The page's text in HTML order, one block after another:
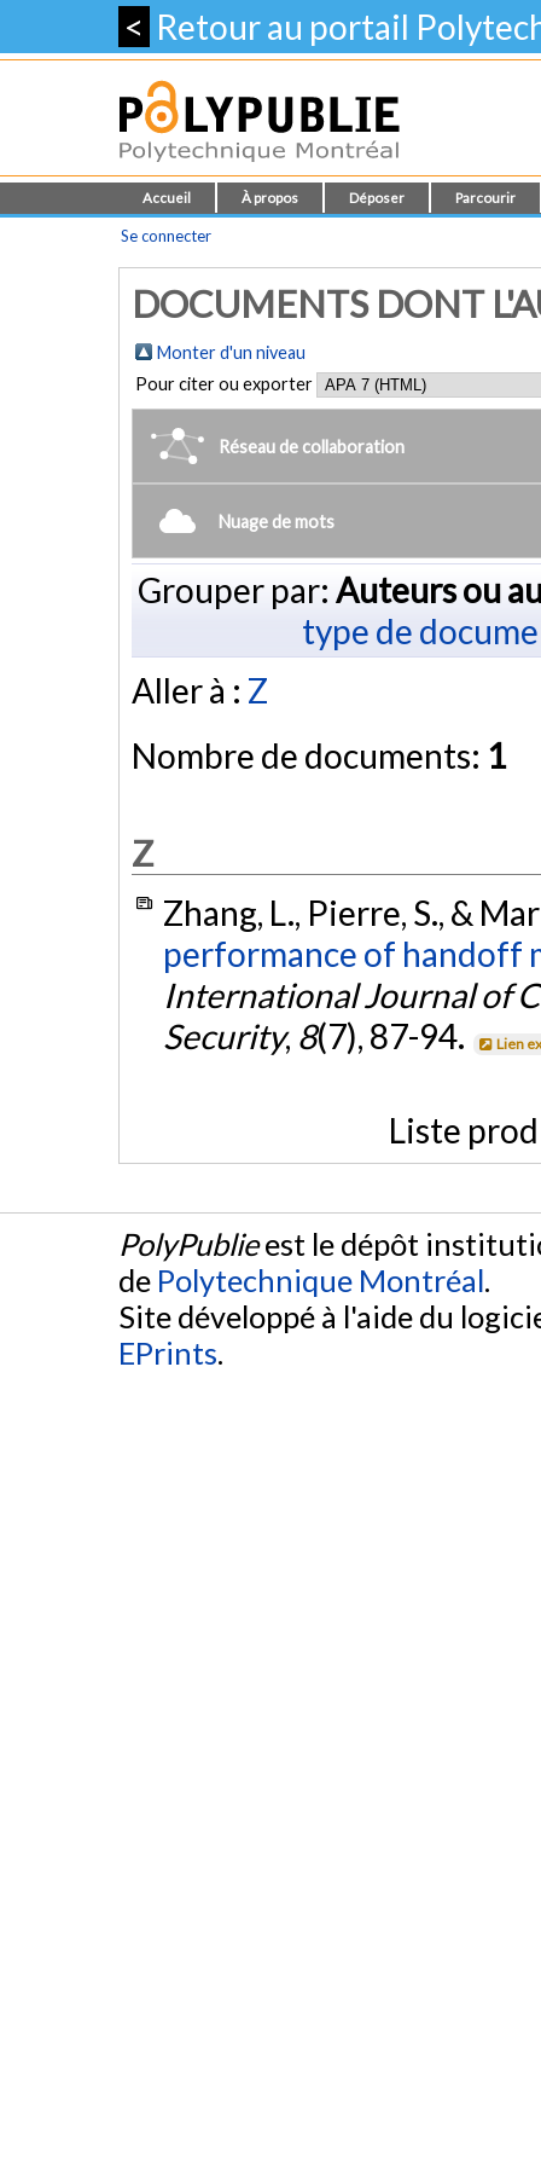
< Retour au portail
Accueil À propos Déposer Parcourir
Se connecter
DOCUMENTS DONT
Monter d'un niveau
Pour citer ou exporter
Réseau de collaboration
Nuage de mots
Grouper par: Auteurs ou
type de
Aller à : Z
Nombre de documents: 1
Z
Zhang, L., Pierre, S., &
performance of handoff
International Journal of
Security, 8(7), 87-94. Lien
Liste
PolyPublieest le dépôt
de Polytechnique Montréal.
Site développé à l'aide du
EPrints.